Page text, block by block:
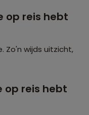
op reis hebt
Zo'n wijds uitzicht,
op reis hebt